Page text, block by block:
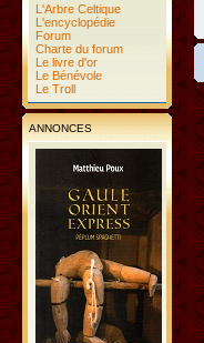
L'Arbre Celtique
L'encyclopédie
Forum
Charte du forum
Le livre d'or
Le Bénévole
Le Troll
ANNONCES